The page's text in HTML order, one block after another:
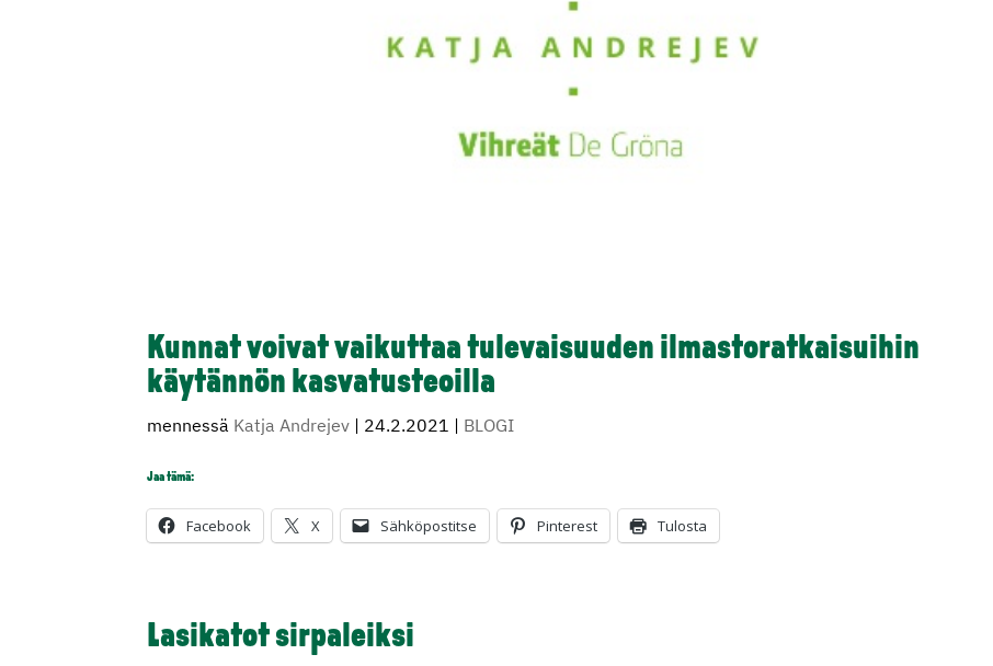
Kunnat voivat vaikuttaa tulevaisuuden ilmastoratkaisuihin
käytännön kasvatusteoilla
mennessä Katja Andrejev | 24.2.2021 | BLOGI
Jaa tämä:
Facebook X Sähköpostitse Pinterest Tulosta
Lasikatot sirpaleiksi